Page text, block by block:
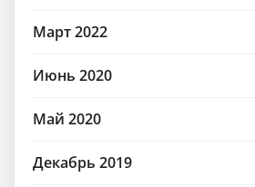
Март 2022
Июнь 2020
Май 2020
Декабрь 2019